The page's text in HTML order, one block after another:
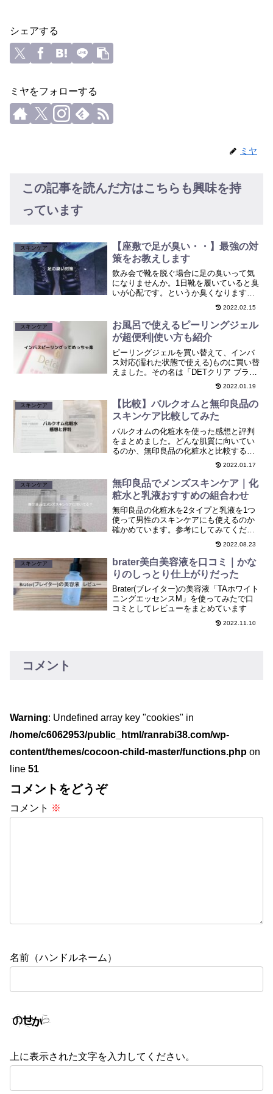
シェアする
ミヤをフォローする
ミヤ
この記事を読んだ方はこちらも興味を持
っています
スキンケア
【座敷で足が臭い・・】最強の対
策をお教えします
飲み会で靴を脱ぐ場合に足の臭いって気
になりませんか。1日靴を履いていると臭
いが心配です。というか臭くなります。
本記事では飲み会前にできる対策を7つ紹
介し、僕が実際やっている最強の対策を
紹介します。
2022.02.15
スキンケア
お風呂で使えるピーリングジェル
が超便利|使い方も紹介
ピーリングジェルを買い替えて、インバ
ス対応(濡れた状態で使える)ものに買い替
えました。その名は「DETクリア ブライ
ト&ピール ピーリングジェリー」です。
本記事ではこちらの商品をレビューして
います。
2022.01.19
スキンケア
【比較】バルクオムと無印良品の
スキンケア比較してみた
バルクオムの化粧水を使った感想と評判
をまとめました。どんな肌質に向いてい
るのか、無印良品の化粧水と比較すると
どうなのかもまとめています。 2022.01.17
スキンケア
無印良品でメンズスキンケア｜化
粧水と乳液おすすめの組合わせ
無印良品の化粧水を2タイプと乳液を1つ
使って男性のスキンケアにも使えるのか
確かめています。参考にしてみてくださ
2022.08.23
スキンケア
brater美白美容液を口コミ｜かな
りのしっとり仕上がりだった
Brater(ブレイター)の美容液「TAホワイト
ニングエッセンスM」を使ってみたで口
コミとしてレビューをまとめています
2022.11.10
コメント
Warning: Undefined array key "cookies" in
/home/c6062953/public_html/ranrabi38.com/wp-
content/themes/cocoon-child-master/functions.php on
line 51
コメントをどうぞ
コメント ※
名前（ハンドルネーム）
上に表示された文字を入力してください。